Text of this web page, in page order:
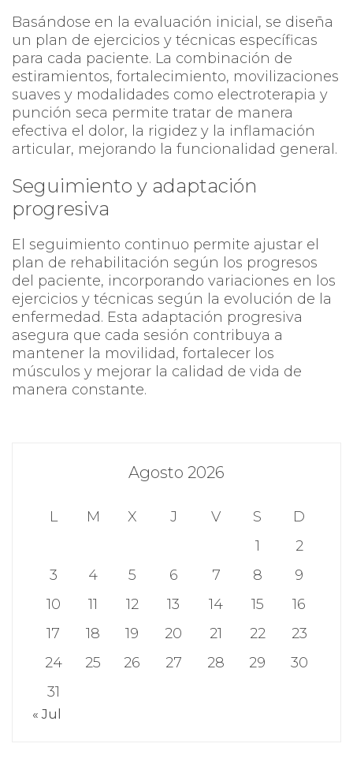
Basándose en la evaluación inicial, se diseña
un plan de ejercicios y técnicas específicas
para cada paciente. La combinación de
estiramientos, fortalecimiento, movilizaciones
suaves y modalidades como electroterapia y
punción seca permite tratar de manera
efectiva el dolor, la rigidez y la inflamación
articular, mejorando la funcionalidad general.
Seguimiento y adaptación
progresiva
El seguimiento continuo permite ajustar el
plan de rehabilitación según los progresos
del paciente, incorporando variaciones en los
ejercicios y técnicas según la evolución de la
enfermedad. Esta adaptación progresiva
asegura que cada sesión contribuya a
mantener la movilidad, fortalecer los
músculos y mejorar la calidad de vida de
manera constante.
Agosto 2026
L M X J V S
D
1
2
3
4 5 6 7 8
9
10
11 12 13 14 15
16
17
18 19 20 21 22
23
24
25 26 27 28 29
30
31
« Jul